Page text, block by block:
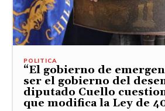
POLITICA
“El gobierno de
ser el gobierno del
diputado Cuello
que modifica la Ley de